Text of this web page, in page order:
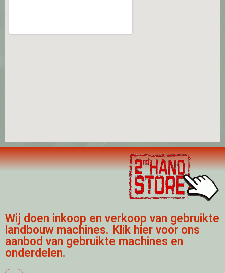
Wij doen inkoop en verkoop van gebruikte
landbouw machines. Klik hier voor ons
aanbod van gebruikte machines en
onderdelen.